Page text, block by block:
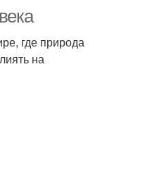
где природа
на